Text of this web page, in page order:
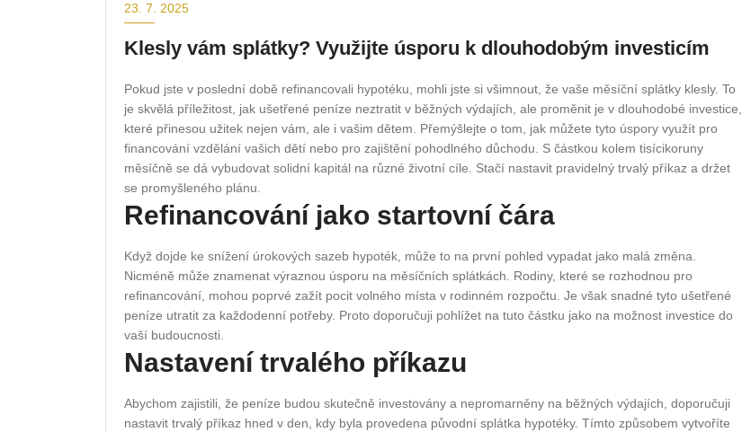
23. 7. 2025
Klesly vám splátky? Využijte úsporu k dlouhodobým investicím
Pokud jste v poslední době refinancovali hypotéku, mohli jste si všimnout, že vaše měsíční splátky klesly. To
je skvělá příležitost, jak ušetřené peníze neztratit v běžných výdajích, ale proměnit je v dlouhodobé investice,
které přinesou užitek nejen vám, ale i vašim dětem. Přemýšlejte o tom, jak můžete tyto úspory využít pro
financování vzdělání vašich dětí nebo pro zajištění pohodlného důchodu. S částkou kolem tisícikoruny
měsíčně se dá vybudovat solidní kapitál na různé životní cíle. Stačí nastavit pravidelný trvalý příkaz a držet
se promyšleného plánu.
Refinancování jako startovní čára
Když dojde ke snížení úrokových sazeb hypoték, může to na první pohled vypadat jako malá změna.
Nicméně může znamenat výraznou úsporu na měsíčních splátkách. Rodiny, které se rozhodnou pro
refinancování, mohou poprvé zažít pocit volného místa v rodinném rozpočtu. Je však snadné tyto ušetřené
peníze utratit za každodenní potřeby. Proto doporučuji pohlížet na tuto částku jako na možnost investice do
vaší budoucnosti.
Nastavení trvalého příkazu
Abychom zajistili, že peníze budou skutečně investovány a nepromarněny na běžných výdajích, doporučuji
nastavit trvalý příkaz hned v den, kdy byla provedena původní splátka hypotéky. Tímto způsobem vytvoříte